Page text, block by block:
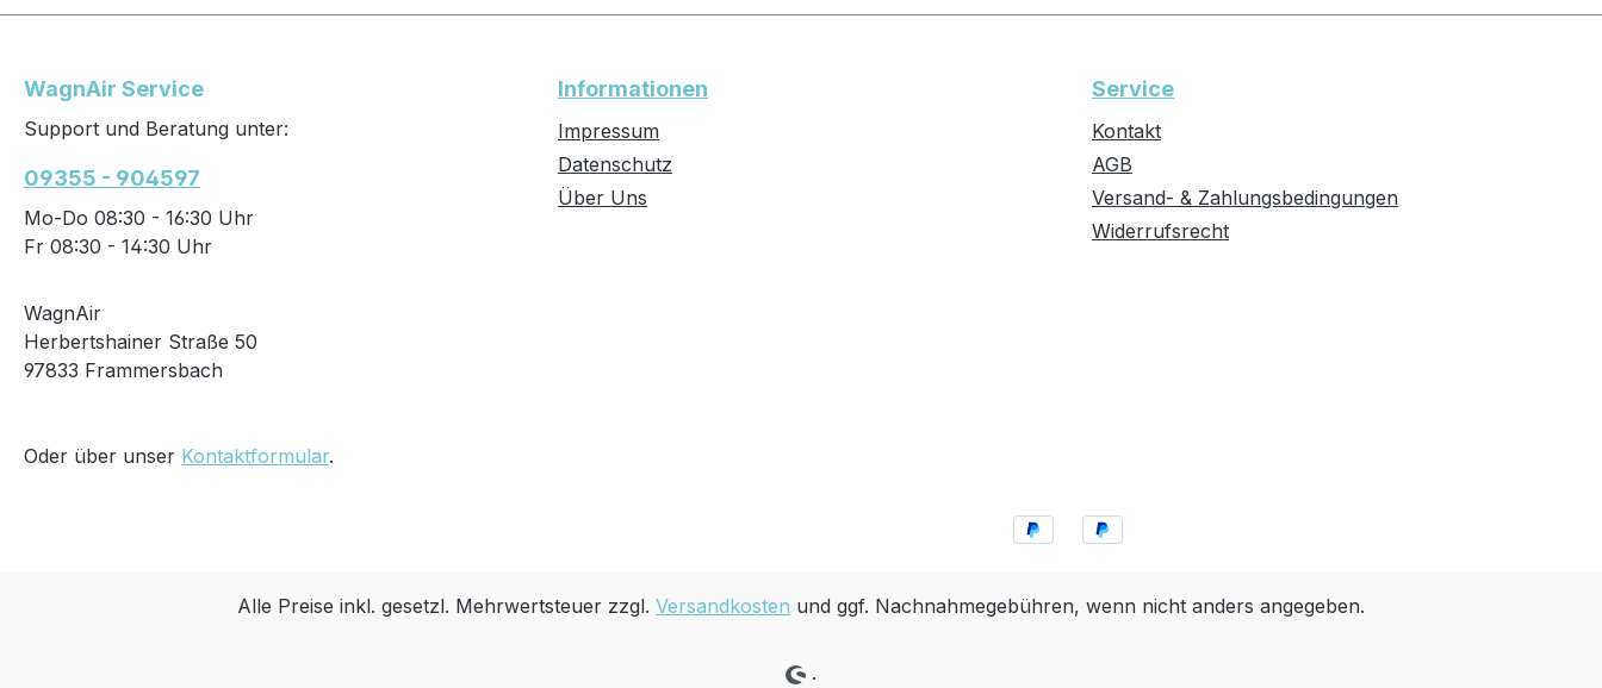
WagnAir Service
Support und Beratung unter:
09355 - 904597
Mo-Do 08:30 - 16:30 Uhr
Fr 08:30 - 14:30 Uhr
WagnAir
Herbertshainer Straße 50
97833 Frammersbach
Oder über unser Kontaktformular.
Informationen
Impressum
Datenschutz
Über Uns
Service
Kontakt
AGB
Versand- & Zahlungsbedingungen
Widerrufsrecht
Alle Preise inkl. gesetzl. Mehrwertsteuer zzgl. Versandkosten und ggf. Nachnahmegebühren, wenn nicht anders angegeben.
.